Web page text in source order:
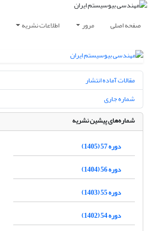
صفحه اصلی مرور اطلاعات نشریه
مقالات آماده انتشار
شماره جاری
شماره‌های پیشین نشریه
دوره 57 (1405)
دوره 56 (1404)
دوره 55 (1403)
دوره 54 (1402)